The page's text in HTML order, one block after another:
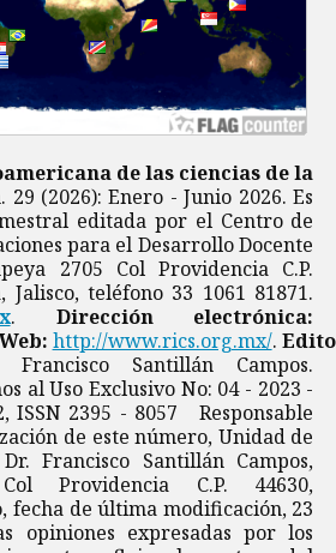
de las ciencias de la
29 (2026): Enero - Junio 2026. Es
editada por el Centro de
para el Desarrollo Docente
2705 Col Providencia C.P.
Jalisco, teléfono 33 1061 81871.
. Dirección electrónica:
http://www.rics.org.mx/.
Santillán Campos.
al Uso Exclusivo No: 04 - 2023 -
ISSN 2395 - 8057 Responsable
de este número, Unidad de
Francisco Santillán Campos,
Providencia C.P. 44630,
fecha de última modificación, 23
opiniones expresadas por los